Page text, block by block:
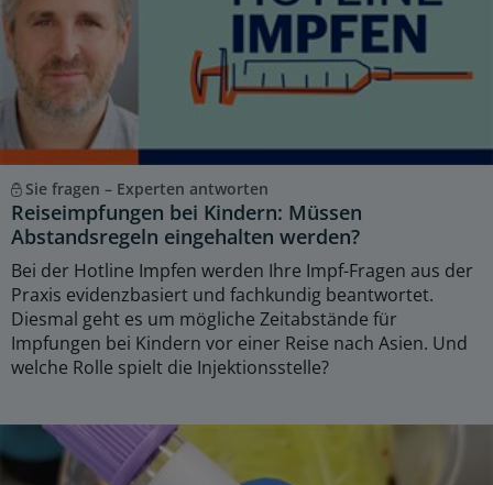
Sie fragen – Experten antworten
Reiseimpfungen bei Kindern: Müssen
Abstandsregeln eingehalten werden?
Bei der Hotline Impfen werden Ihre Impf-Fragen aus der
Praxis evidenzbasiert und fachkundig beantwortet.
Diesmal geht es um mögliche Zeitabstände für
Impfungen bei Kindern vor einer Reise nach Asien. Und
welche Rolle spielt die Injektionsstelle?